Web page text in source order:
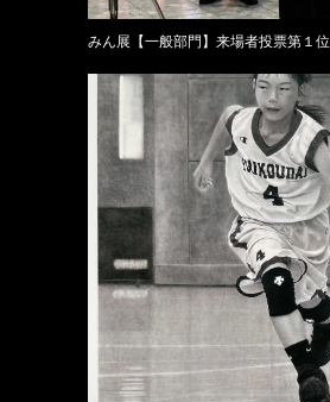
みん展【一般部門】来場者投票第１位